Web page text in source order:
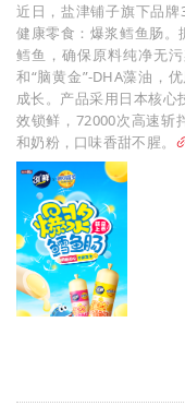
近日，盐津铺子旗下品
健康零食：爆浆鳕鱼肠。
鳕鱼，确保原料纯净无
和“脑黄金”-DHA藻油，
成长。产品采用日本核心
效锁鲜，72000次高速斩
和奶粉，口味香甜不腥。